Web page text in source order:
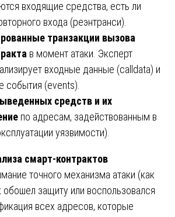
входящие средства, есть ли
входа (реэнтранси).
транзакции вызова
в момент атаки. Эксперт
входные данные (calldata) и
события (events).
средств и их
по адресам, задействованным в
уязвимости).
смарт-контрактов
точного механизма атаки (как
защиту или воспользовался
всех адресов, которые